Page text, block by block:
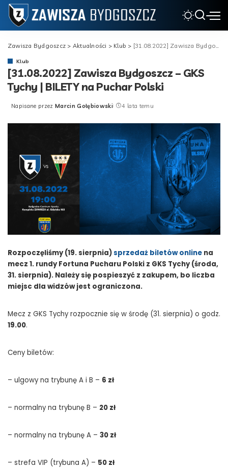
Zawisza Bydgoszcz > Aktualności > Klub > [31.08.2022] Zawisza Bydgoszcz – GKS Tychy | BILETY na Puchar Polski
Klub
[31.08.2022] Zawisza Bydgoszcz – GKS
Tychy | BILETY na Puchar Polski
Posted
Napisane przez Marcin Gołębiowski 4 lata temu
Rozpoczęliśmy (19. sierpnia)sprzedaż biletów online na
mecz 1. rundy Fortuna Pucharu Polski z GKS Tychy (środa,
31. sierpnia). Należy się pospieszyć z zakupem, bo liczba
miejsc dla widzów jest ograniczona.
Mecz z GKS Tychy rozpocznie się w środę (31. sierpnia) o godz.
19.00.
Ceny biletów:
– ulgowy na trybunę A i B – 6 zł
– normalny na trybunę B – 20 zł
– normalny na trybunę A – 30 zł
– strefa VIP (trybuna A) – 50 zł